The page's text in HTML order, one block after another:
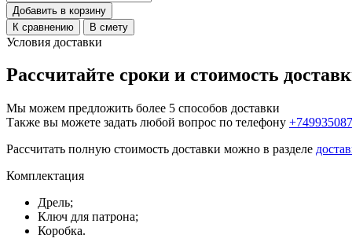
Добавить в корзину
К сравнению
В смету
Условия доставки
Рассчитайте сроки и стоимость
Мы можем предложить более 5 способов доставки
Также вы можете задать любой вопрос по телефону
Рассчитать полную стоимость доставки можно в разделе
Комплектация
Дрель;
Ключ для патрона;
Коробка.